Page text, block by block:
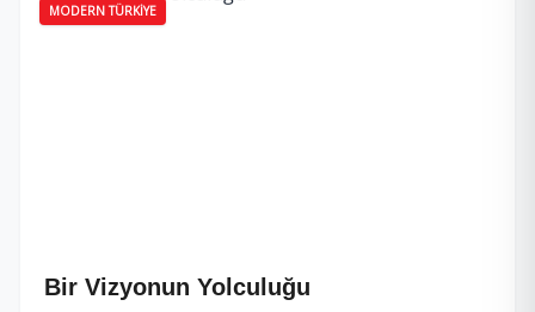
MODERN TÜRKIYE
Bir Vizyonun Yolculuğu